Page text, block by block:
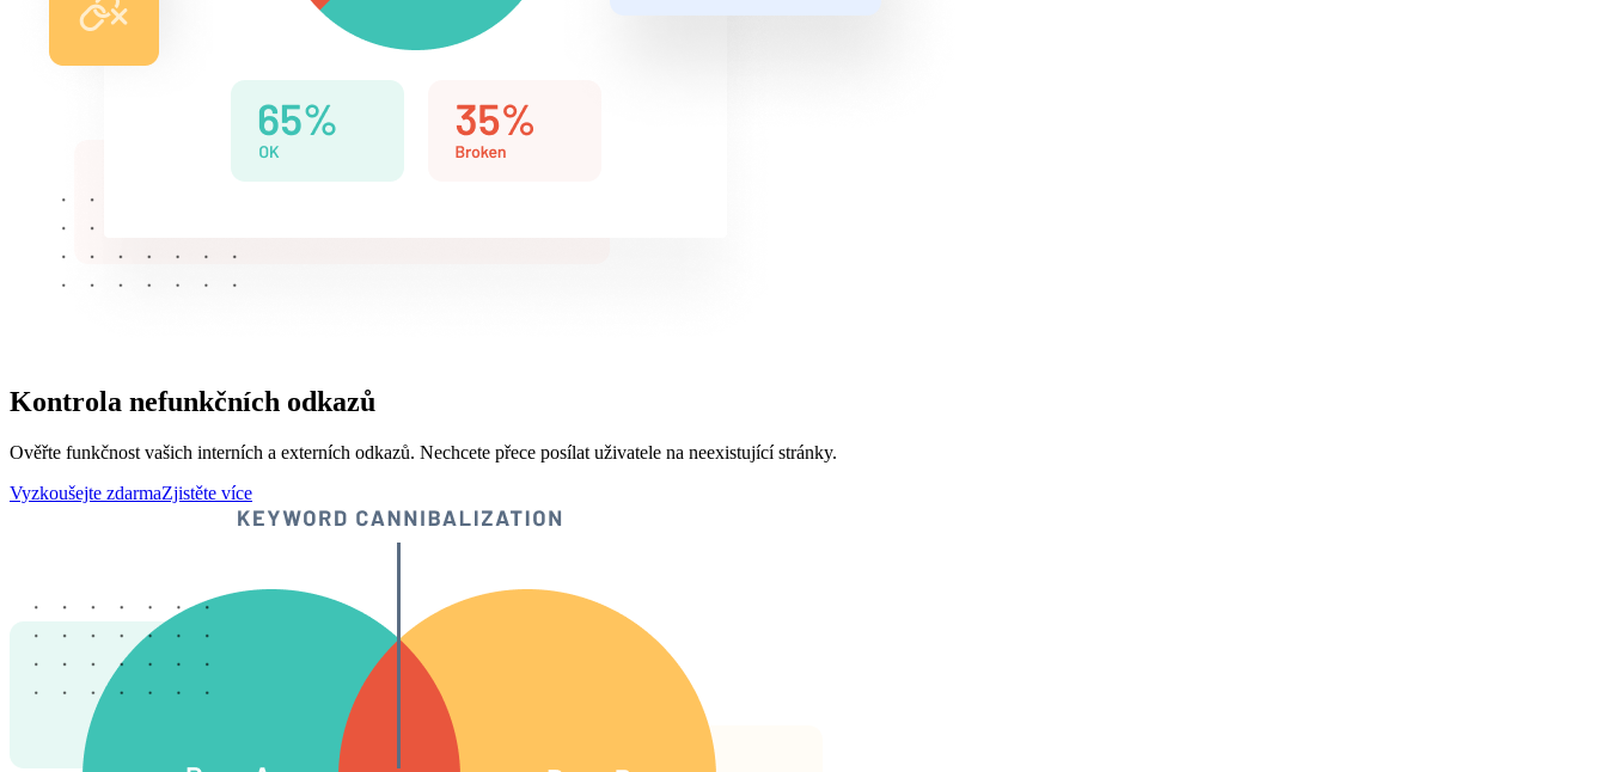
Kontrola nefunkčních odkazů
Ověřte funkčnost vašich interních a externích odkazů. Nechcete přece posílat uživatele na neexistující stránky.
Vyzkoušejte zdarmaZjistěte více